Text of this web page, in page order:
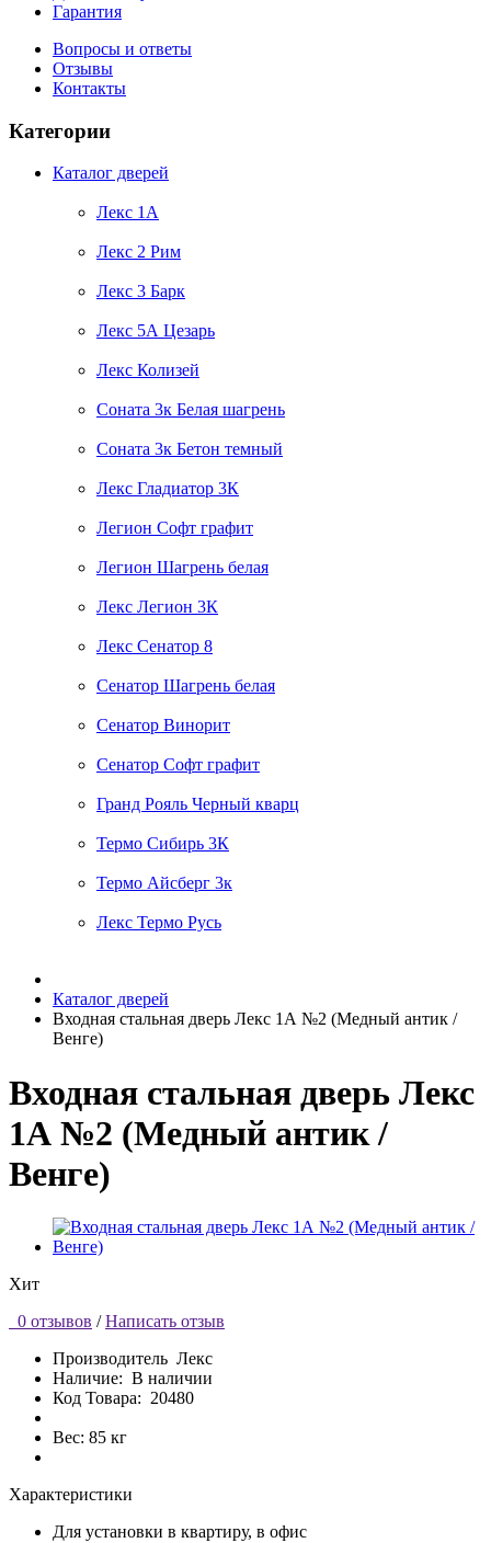
Гарантия
Вопросы и ответы
Отзывы
Контакты
Категории
Каталог дверей
Лекс 1А
Лекс 2 Рим
Лекс 3 Барк
Лекс 5А Цезарь
Лекс Колизей
Соната 3к Белая шагрень
Соната 3к Бетон темный
Лекс Гладиатор 3К
Легион Софт графит
Легион Шагрень белая
Лекс Легион 3К
Лекс Сенатор 8
Сенатор Шагрень белая
Сенатор Винорит
Сенатор Софт графит
Гранд Рояль Черный кварц
Термо Сибирь 3К
Термо Айсберг 3к
Лекс Термо Русь
Каталог дверей
Входная стальная дверь Лекс 1А №2 (Медный антик /
Венге)
Входная стальная дверь Лекс
1А №2 (Медный антик /
Венге)
Хит
0 отзывов / Написать отзыв
Производитель Лекс
Наличие: В наличии
Код Товара: 20480
Вес: 85 кг
Характеристики
Для установки в квартиру, в офис